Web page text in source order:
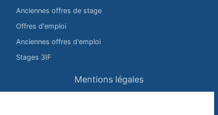
Anciennes offres de stage
Offres d'emploi
Anciennes offres d'emploi
Stages 3IF
Mentions légales